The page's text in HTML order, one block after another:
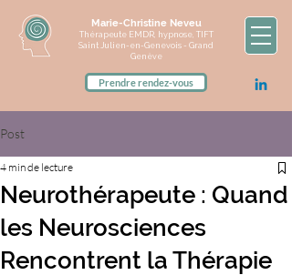
Marie-Christine Neveu
Thérapeute EMDR, hypnose, TIFT
Saint Julien-en-Genevois - Grand
Genève
Prendre rendez-vous
Post
Neurothérapeute : Quand
les Neurosciences
Rencontrent la Thérapie
4 min de lecture